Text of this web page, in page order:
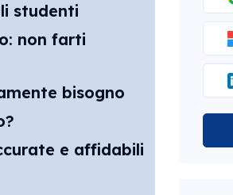
studenti
non farti
bisogno
e affidabili